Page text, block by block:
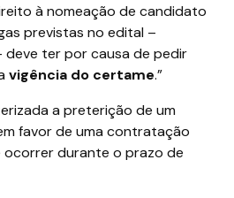
à nomeação de candidato
previstas no edital –
ter por causa de pedir
vigência do certame.”
a preterição de um
favor de uma contratação
ocorrer durante o prazo de